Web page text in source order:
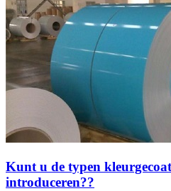
Kunt u de typen
introduceren??